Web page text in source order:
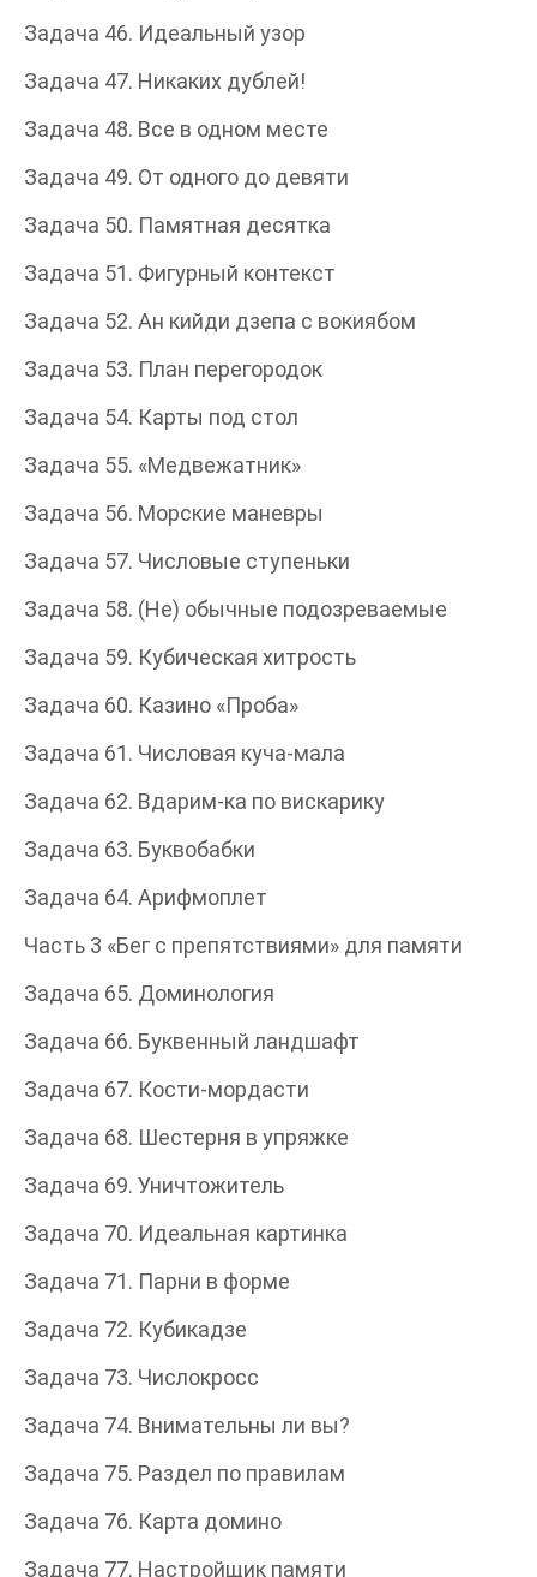
Задача 46. Идеальный узор
Задача 47. Никаких дублей!
Задача 48. Все в одном месте
Задача 49. От одного до девяти
Задача 50. Памятная десятка
Задача 51. Фигурный контекст
Задача 52. Ан кийди дзепа с вокиябом
Задача 53. План перегородок
Задача 54. Карты под стол
Задача 55. «Медвежатник»
Задача 56. Морские маневры
Задача 57. Числовые ступеньки
Задача 58. (Не) обычные подозреваемые
Задача 59. Кубическая хитрость
Задача 60. Казино «Проба»
Задача 61. Числовая куча-мала
Задача 62. Вдарим-ка по вискарику
Задача 63. Буквобабки
Задача 64. Арифмоплет
Часть 3 «Бег с препятствиями» для памяти
Задача 65. Доминология
Задача 66. Буквенный ландшафт
Задача 67. Кости-мордасти
Задача 68. Шестерня в упряжке
Задача 69. Уничтожитель
Задача 70. Идеальная картинка
Задача 71. Парни в форме
Задача 72. Кубикадзе
Задача 73. Числокросс
Задача 74. Внимательны ли вы?
Задача 75. Раздел по правилам
Задача 76. Карта домино
Задача 77. Настройщик памяти